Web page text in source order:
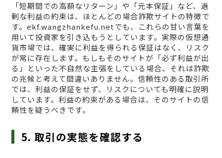
「短期間での高額なリターン」や「元本保証」など、過
剰な利益の約束は、ほとんどの場合詐欺サイトの特徴で
す。ekf.wangzhankefu.netでも、これらの甘い言葉を
用いて投資家を引き込もうとしています。実際の仮想通
貨市場では、確実に利益を得られる保証はなく、リスク
が常に存在します。もしもそのサイトが「必ず利益が出
る」といった不自然な主張をしている場合、それは詐欺
の兆候と考えて間違いありません。信頼性のある取引所
では、利益の保証をせず、リスクについても明確に説明
しています。利益の約束がある場合は、そのサイトの信
頼性を疑うべきです。
5. 取引の実態を確認する